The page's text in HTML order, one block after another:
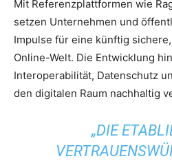
Mit Referenzplattformen wie
setzen Unternehmen und
Impulse für eine künftig
Online-Welt. Die Entwicklung
Interoperabilität, Datenschutz
den digitalen Raum nachhaltig
„DIE